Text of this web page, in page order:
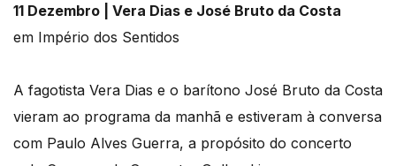
11 Dezembro | Vera Dias e José Bruto da Costa
em Império dos Sentidos
A fagotista Vera Dias e o barítono José Bruto da Costa
vieram ao programa da manhã e estiveram à conversa
com Paulo Alves Guerra, a propósito do concerto